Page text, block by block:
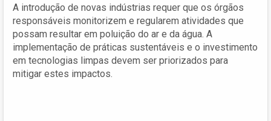
A introdução de novas indústrias requer que os órgãos
responsáveis monitorizem e regularem atividades que
possam resultar em poluição do ar e da água. A
implementação de práticas sustentáveis e o investimento
em tecnologias limpas devem ser priorizados para
mitigar estes impactos.